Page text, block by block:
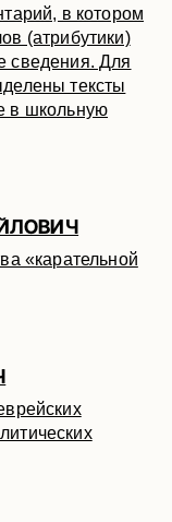
в котором
(атрибутики)
сведения. Для
тексты
в школьную
«карательной